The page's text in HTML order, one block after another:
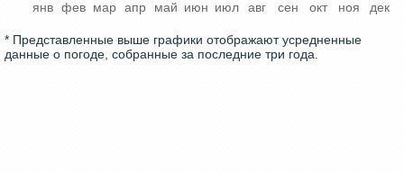
янв фев мар апр май июн июл авг сен окт ноя дек
* Представленные выше графики отображают усредненные
данные о погоде, собранные за последние три года.